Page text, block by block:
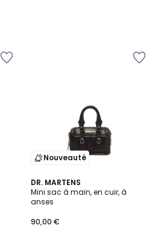
Nouveauté
DR. MARTENS
Mini sac à main, en cuir, à
anses
90,00 €